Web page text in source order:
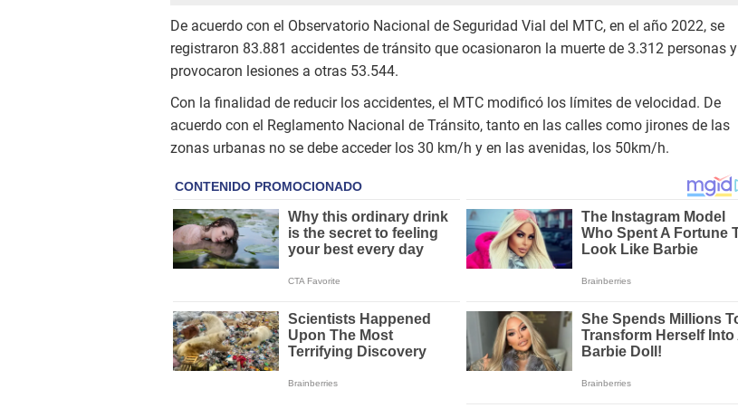
De acuerdo con el Observatorio Nacional de Seguridad Vial del MTC, en el año 2022, se
registraron 83.881 accidentes de tránsito que ocasionaron la muerte de 3.312 personas y
provocaron lesiones a otras 53.544.
Con la finalidad de reducir los accidentes, el MTC modificó los límites de velocidad. De
acuerdo con el Reglamento Nacional de Tránsito, tanto en las calles como jirones de las
zonas urbanas no se debe acceder los 30 km/h y en las avenidas, los 50km/h.